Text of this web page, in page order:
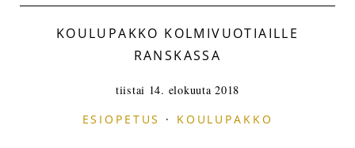
KOULUPAKKO KOLMIVUOTIAILLE
RANSKASSA
tiistai 14. elokuuta 2018
ESIOPETUS
· KOULUPAKKO